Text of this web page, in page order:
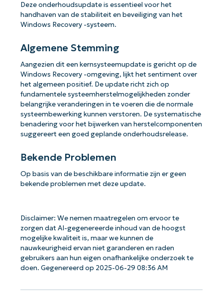
Deze onderhoudsupdate is essentieel voor het
handhaven van de stabiliteit en beveiliging van het
Windows Recovery -systeem.
Algemene Stemming
Aangezien dit een kernsysteemupdate is gericht op de
Windows Recovery -omgeving, lijkt het sentiment over
het algemeen positief. De update richt zich op
fundamentele systeemherstelmogelijkheden zonder
belangrijke veranderingen in te voeren die de normale
systeembewerking kunnen verstoren. De systematische
benadering voor het bijwerken van herstelcomponenten
suggereert een goed geplande onderhoudsrelease.
Bekende Problemen
Op basis van de beschikbare informatie zijn er geen
bekende problemen met deze update.
Disclaimer: We nemen maatregelen om ervoor te
zorgen dat AI-gegenereerde inhoud van de hoogst
mogelijke kwaliteit is, maar we kunnen de
nauwkeurigheid ervan niet garanderen en raden
gebruikers aan hun eigen onafhankelijke onderzoek te
doen. Gegenereerd op 2025-06-29 08:36 AM